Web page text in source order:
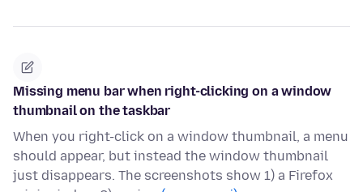
Missing menu bar when right-clicking on a window
thumbnail on the taskbar
When you right-click on a window thumbnail, a menu
should appear, but instead the window thumbnail
just disappears. The screenshots show 1) a Firefox